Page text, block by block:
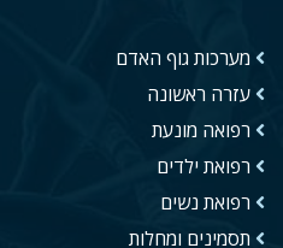
מערכות גוף האדם
עזרה ראשונה
רפואה מונעת
רפואת ילדים
רפואת נשים
תסמינים ומחלות